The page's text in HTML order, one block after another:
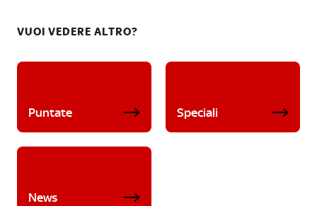
VUOI VEDERE ALTRO?
Puntate Speciali
News